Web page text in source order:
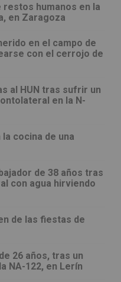
humanos en la
en Zaragoza
en el campo de
con el cerrojo de
al HUN tras sufrir un
en la N-
cocina de una
de 38 años tras
con agua hirviendo
de las fiestas de
26 años, tras un
NA-122, en Lerín